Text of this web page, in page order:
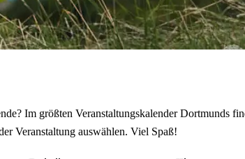
Im größten Veranstaltungskalender Dortmunds
Veranstaltung auswählen. Viel Spaß!